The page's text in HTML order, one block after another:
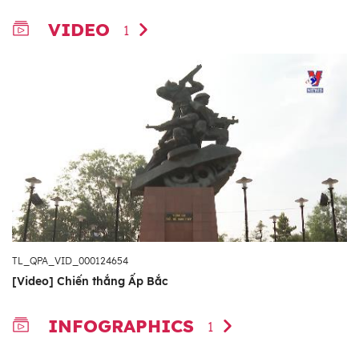
VIDEO 1
TL_QPA_VID_000124654
[Video] Chiến thắng Ấp Bắc
INFOGRAPHICS 1